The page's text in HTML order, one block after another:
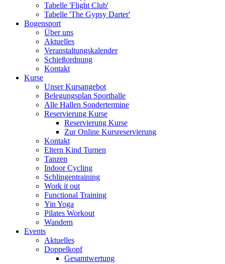
Tabelle 'Flight Club'
Tabelle 'The Gypsy Darter'
Bogensport
Über uns
Aktuelles
Veranstaltungskalender
Schießordnung
Kontakt
Kurse
Unser Kursangebot
Belegungsplan Sporthalle
Alle Hallen Sondertermine
Reservierung Kurse
Reservierung Kurse
Zur Online Kursreservierung
Kontakt
Eltern Kind Turnen
Tanzen
Indoor Cycling
Schlingentraining
Work it out
Functional Training
Yin Yoga
Pilates Workout
Wandern
Events
Aktuelles
Doppelkopf
Gesamtwertung